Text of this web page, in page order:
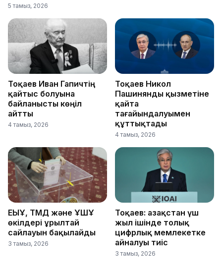
5 тамыз, 2026
Тоқаев Иван Гапичтің
қайтыс болуына
байланысты көңіл
айтты
4 тамыз, 2026
Тоқаев Никол
Пашинянды қызметіне
қайта
тағайындалуымен
құттықтады
4 тамыз, 2026
ЕҚЫҰ, ТМД және ҰҚШҰ
өкілдері Құрылтай
сайлауын бақылайды
3 тамыз, 2026
Тоқаев: Қазақстан үш
жыл ішінде толық
цифрлық мемлекетке
айналуы тиіс
3 тамыз, 2026